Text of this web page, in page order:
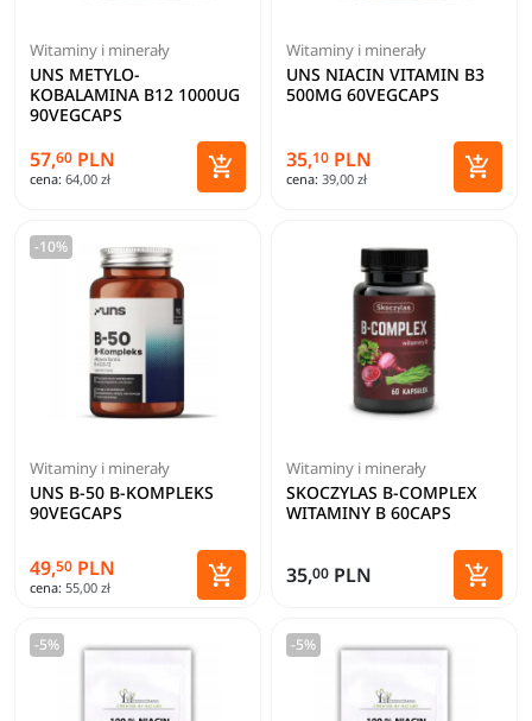
Witaminy i minerały
UNS METYLO-
KOBALAMINA B12 1000UG
90VEGCAPS
57,60 PLN
cena: 64,00 zł 
Dodaj do koszyka
Witaminy i minerały
UNS NIACIN VITAMIN B3
500MG 60VEGCAPS
35,10 PLN
cena: 39,00 zł 
Dodaj
-10%
Witaminy i minerały
UNS B-50 B-KOMPLEKS
90VEGCAPS
49,50 PLN
cena: 55,00 zł 
Dodaj do koszyka
Witaminy i minerały
SKOCZYLAS B-COMPLEX
WITAMINY B 60CAPS
35,00 PLN 
Dodaj
-5% -5%